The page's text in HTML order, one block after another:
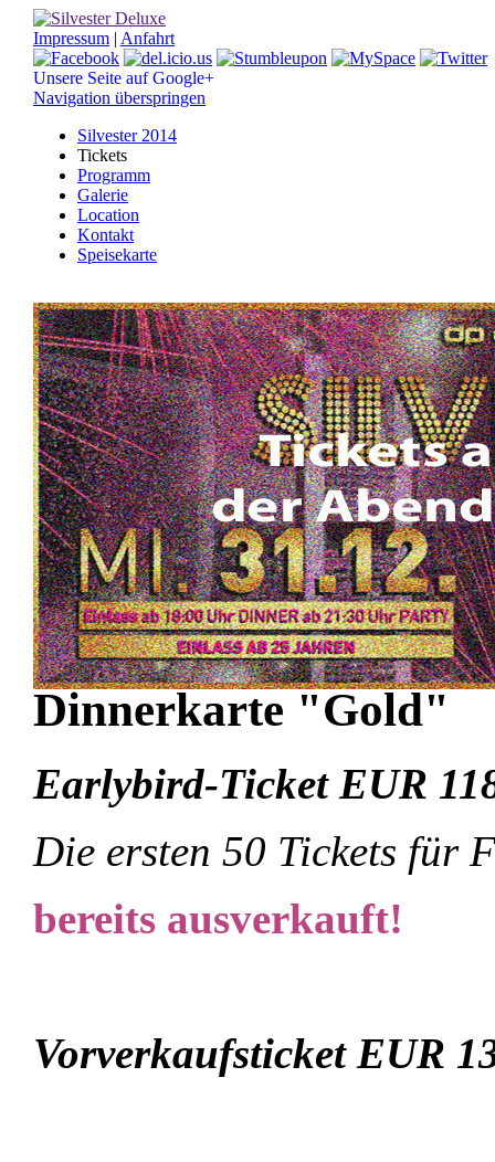
Impressum | Anfahrt
Unsere Seite auf Google+
Navigation überspringen
Silvester 2014
Tickets
Programm
Galerie
Location
Kontakt
Speisekarte
Dinnerkarte "Gold"
Earlybird-Ticket EUR
Die ersten 50 Tickets für
bereits ausverkauft!
Vorverkaufsticket EUR